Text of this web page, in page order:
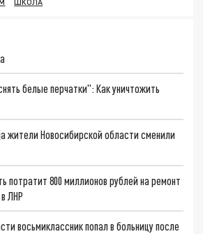
белые перчатки": Как уничтожить
жители Новосибирской области сменили
потратит 800 миллионов рублей на ремонт
ЛНР
восьмиклассник попал в больницу после